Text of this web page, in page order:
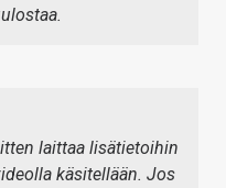
laittaa lisätietoihin
käsitellään. Jos